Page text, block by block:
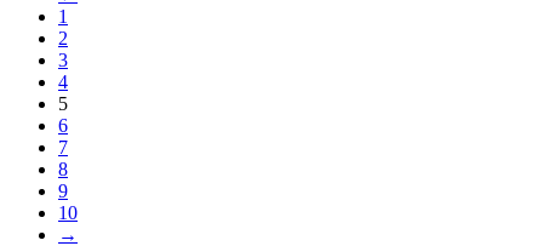
1
2
3
4
5
6
7
8
9
10
→